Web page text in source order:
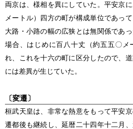
両京は、様相を異にしていた。平安京
メートル）四方の町が構成単位であっ
大路・小路の幅の広狭とは無関係であ
場合、はじめに百八十丈（約五五〇メ
れ、これを十六の町に区分したので、
には差異が生じていた。
〔変遷〕
桓武天皇は、非常な熱意をもって平安
遷都後も継続し、延暦二十四年十二月